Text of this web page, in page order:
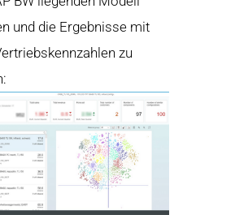
und die Ergebnisse mit
zu